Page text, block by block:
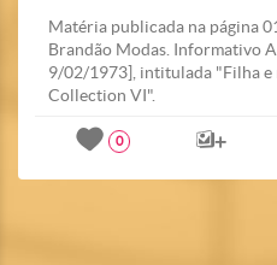
Matéria publicada na página
Brandão Modas. Informativo
9/02/1973], intitulada "Filha
Collection VI".
0